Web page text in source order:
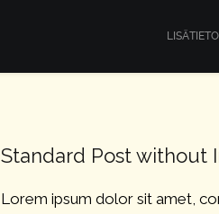
Standard Post without
Lorem ipsum dolor sit amet,